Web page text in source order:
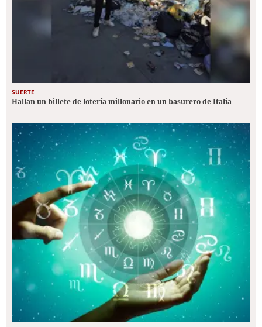
SUERTE
Hallan un billete de lotería millonario en un basurero de Italia